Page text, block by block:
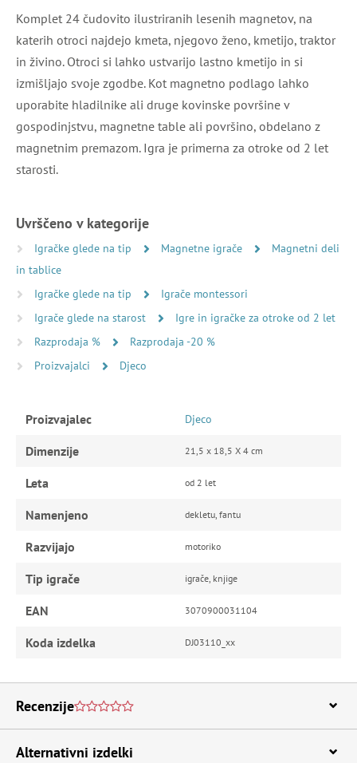
Komplet 24 čudovito ilustriranih lesenih magnetov, na
katerih otroci najdejo kmeta, njegovo ženo, kmetijo, traktor
in živino. Otroci si lahko ustvarijo lastno kmetijo in si
izmišljajo svoje zgodbe. Kot magnetno podlago lahko
uporabite hladilnike ali druge kovinske površine v
gospodinjstvu, magnetne table ali površino, obdelano z
magnetnim premazom. Igra je primerna za otroke od 2 let
starosti.
Uvrščeno v kategorije
Igračke glede na tip Magnetne igrače
Magnetni deli
in tablice
Igračke glede na tip
Igrače montessori
Igrače glede na starost
Igre in igračke za otroke od 2 let
Razprodaja %
Razprodaja -20 %
Proizvajalci
Djeco
Proizvajalec Djeco
Dimenzije 21,5 x 18,5 X 4 cm
Leta od 2 let
Namenjeno dekletu, fantu
Razvijajo motoriko
Tip igrače igrače, knjige
EAN 3070900031104
Koda izdelka DJ03110_xx
Recenzije
Alternativni izdelki